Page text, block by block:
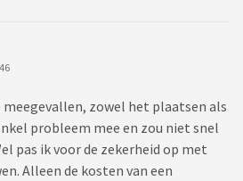
zowel het plaatsen als
probleem mee en zou niet snel
pas ik voor de zekerheid op met
Alleen de kosten van een